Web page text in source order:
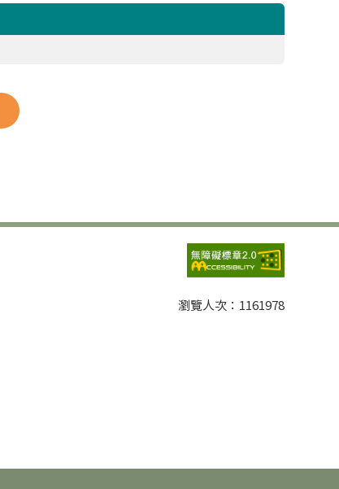
瀏覽人次： 1161978